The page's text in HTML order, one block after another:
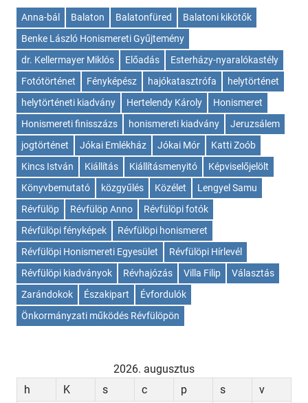
Anna-bál Balaton Balatonfüred
Balatoni kikötők
Benke László Honismereti Gyűjtemény
dr. Kellermayer Miklós
Előadás
Esterházy-nyaralókastély
Fotótörténet
Fényképész hajókatasztrófa
helytörténet
helytörténeti kiadvány
Hertelendy Károly
Honismeret
Honismereti finisszázs
honismereti kiadvány
Jeruzsálem
jogtörténet
Jókai Emlékház Jókai Mór
Katti Zoób
Kincs István
Kiállítás Kiállításmenyitó
Képviselőjelölt
Könyvbemutató
közgyűlés Közélet
Lengyel Samu
Révfülöp
Révfülöp Anno
Révfülöpi fotók
Révfülöpi fényképek
Révfülöpi honismeret
Révfülöpi Honismereti Egyesület
Révfülöpi Hírlevél
Révfülöpi kiadványok
Révhajózás Villa Filip
Választás
Zarándokok
Északipart
Évfordulók
Önkormányzati működés Révfülöpön
2026. augusztus
h
K s c p s
v